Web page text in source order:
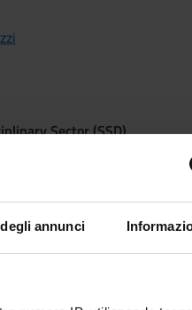
annunci
Sector (SSD)